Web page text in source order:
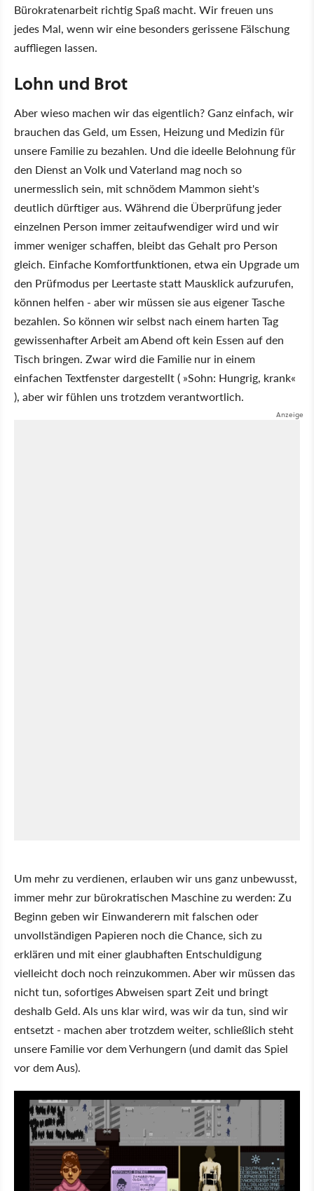
Bürokratenarbeit richtig Spaß macht. Wir freuen uns
jedes Mal, wenn wir eine besonders gerissene Fälschung
auffliegen lassen.
Lohn und Brot
Aber wieso machen wir das eigentlich? Ganz einfach, wir
brauchen das Geld, um Essen, Heizung und Medizin für
unsere Familie zu bezahlen. Und die ideelle Belohnung für
den Dienst an Volk und Vaterland mag noch so
unermesslich sein, mit schnödem Mammon sieht's
deutlich dürftiger aus. Während die Überprüfung jeder
einzelnen Person immer zeitaufwendiger wird und wir
immer weniger schaffen, bleibt das Gehalt pro Person
gleich. Einfache Komfortfunktionen, etwa ein Upgrade um
den Prüfmodus per Leertaste statt Mausklick aufzurufen,
können helfen - aber wir müssen sie aus eigener Tasche
bezahlen. So können wir selbst nach einem harten Tag
gewissenhafter Arbeit am Abend oft kein Essen auf den
Tisch bringen. Zwar wird die Familie nur in einem
einfachen Textfenster dargestellt ( »Sohn: Hungrig, krank«
), aber wir fühlen uns trotzdem verantwortlich.
Um mehr zu verdienen, erlauben wir uns ganz unbewusst,
immer mehr zur bürokratischen Maschine zu werden: Zu
Beginn geben wir Einwanderern mit falschen oder
unvollständigen Papieren noch die Chance, sich zu
erklären und mit einer glaubhaften Entschuldigung
vielleicht doch noch reinzukommen. Aber wir müssen das
nicht tun, sofortiges Abweisen spart Zeit und bringt
deshalb Geld. Als uns klar wird, was wir da tun, sind wir
entsetzt - machen aber trotzdem weiter, schließlich steht
unsere Familie vor dem Verhungern (und damit das Spiel
vor dem Aus).